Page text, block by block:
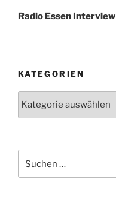
Beitrag
Radio Essen Interview
KATEGORIEN
nach: